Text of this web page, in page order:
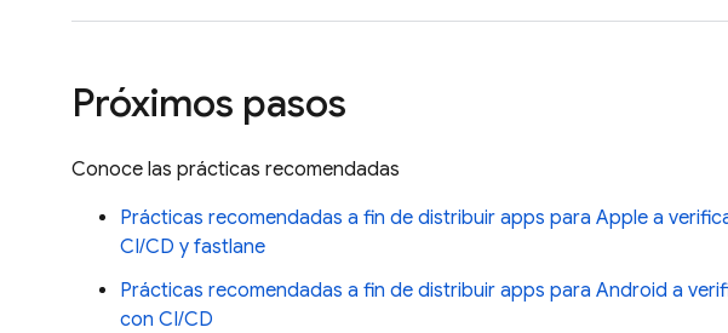
Próximos pasos
Conoce las prácticas recomendadas
Prácticas recomendadas a fin de distribuir apps para Apple a
CI/CD y fastlane
Prácticas recomendadas a fin de distribuir apps para Android a
con CI/CD